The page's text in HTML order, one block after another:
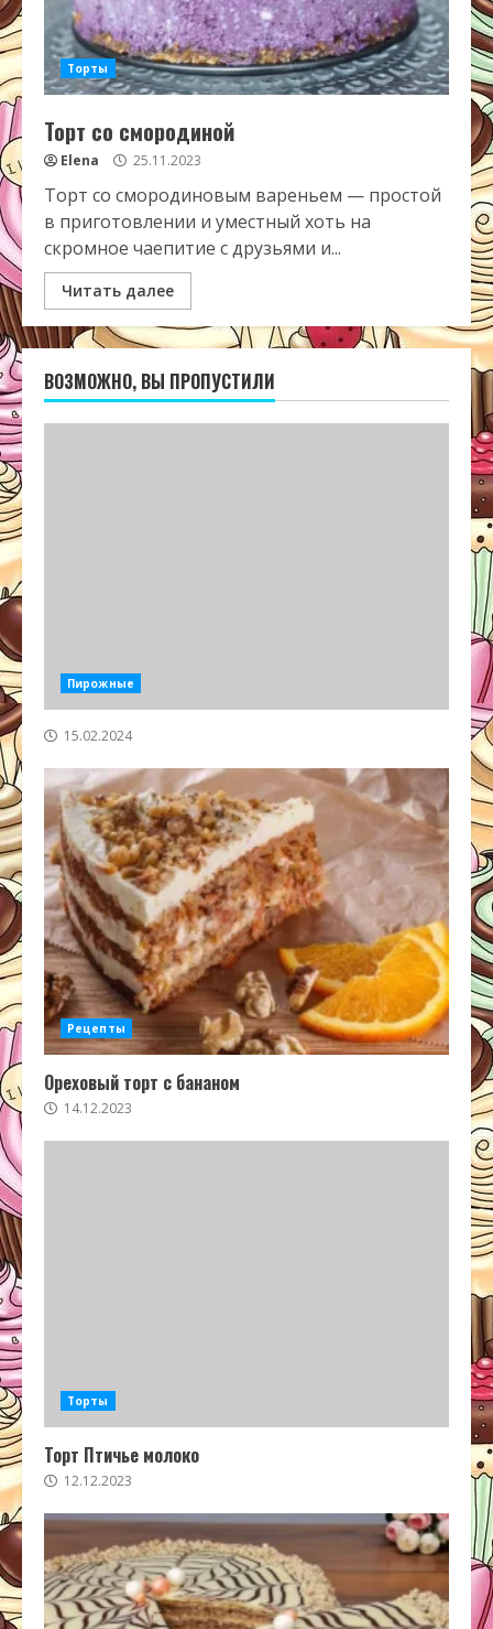
Торты
Торт со смородиной
Elena 25.11.2023
Торт со смородиновым вареньем — простой
в приготовлении и уместный хоть на
скромное чаепитие с друзьями и...
Читать далее
ВОЗМОЖНО, ВЫ ПРОПУСТИЛИ
Пирожные
15.02.2024
Рецепты
Ореховый торт с бананом
14.12.2023
Торты
Торт Птичье молоко
12.12.2023